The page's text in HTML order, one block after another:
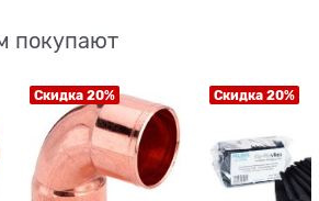
покупают
Скидка 20% Скидка 20%